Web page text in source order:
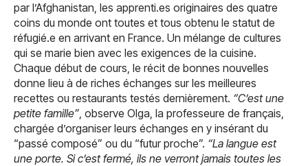
par l’Afghanistan, les apprenti.es originaires des quatre
coins du monde ont toutes et tous obtenu le statut de
réfugié.e en arrivant en France. Un mélange de cultures
qui se marie bien avec les exigences de la cuisine.
Chaque début de cours, le récit de bonnes nouvelles
donne lieu à de riches échanges sur les meilleures
recettes ou restaurants testés dernièrement. “C’est une
petite famille”, observe Olga, la professeure de français,
chargée d’organiser leurs échanges en y insérant du
“passé composé” ou du “futur proche”. “La langue est
une porte. Si c’est fermé, ils ne verront jamais toutes les